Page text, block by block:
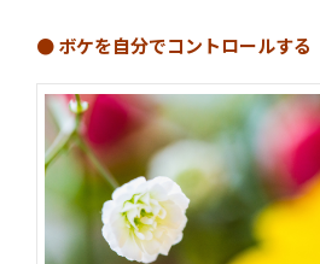
● ボケを自分でコントロールする